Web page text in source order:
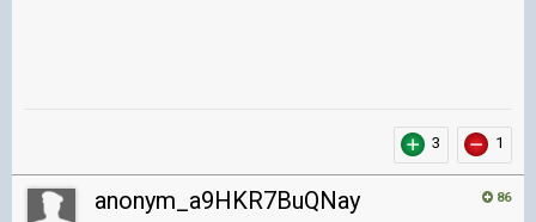
3 1
86
anonym_a9HKR7BuQNay